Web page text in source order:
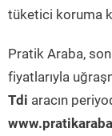
tüketici koruma
Pratik Araba,
fiyatlarıyla
Tdi aracın